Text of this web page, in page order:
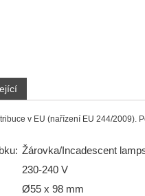
v EU (nařízení EU 244/2009).
Žárovka/Incadescent
230-240 V
Ø55 x 98 mm